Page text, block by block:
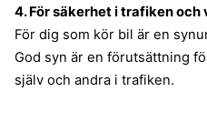
4. För säkerhet i trafiken och
För dig som kör bil är en
God syn är en förutsättning
själv och andra i trafiken.